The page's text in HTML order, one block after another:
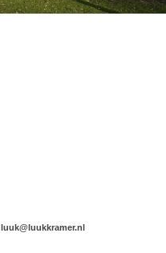
luuk@luukkramer.nl